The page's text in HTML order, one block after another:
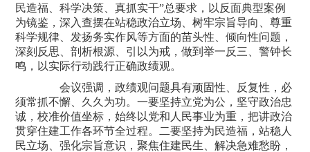
民造福、科学决策、真抓实干”总要求，以反面典型案例
为镜鉴，深入查摆在站稳政治立场、树牢宗旨导向、尊重
科学规律、发扬务实作风等方面的苗头性、倾向性问题，
深刻反思、剖析根源、引以为戒，做到举一反三、警钟长
鸣，以实际行动践行正确政绩观。
会议强调，政绩观问题具有顽固性、反复性，必
须常抓不懈、久久为功。一要坚持立党为公，坚守政治忠
诚，校准价值坐标，始终以党和人民事业为重，把讲政治
贯穿住建工作各环节全过程。二要坚持为民造福，站稳人
民立场、强化宗旨意识，聚焦住建民生、解决急难愁盼，